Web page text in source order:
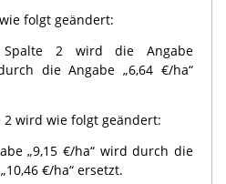
folgt geändert:
2 wird die Angabe
die Angabe „6,64 €/ha“
2 wird wie folgt geändert:
„9,15 €/ha“ wird durch die
€/ha“ ersetzt.